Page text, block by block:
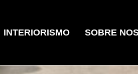
INTERIORISMO SOBRE